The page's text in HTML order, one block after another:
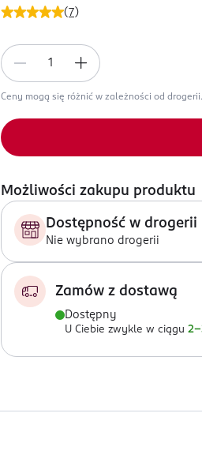
( 7)
Ceny mogą się różnić w zależności od drogerii.
Możliwości zakupu produktu
Dostępność w drogerii
Nie wybrano drogerii
Zamów z dostawą
Dostępny
U Ciebie zwykle w ciągu 2-